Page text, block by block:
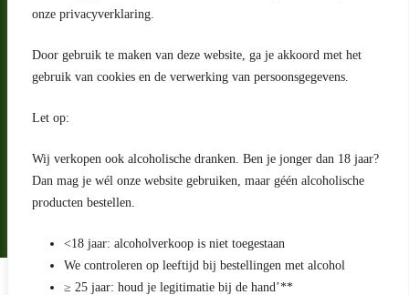
onze privacyverklaring.
Door gebruik te maken van deze website, ga je akkoord met het
gebruik van cookies en de verwerking van persoonsgegevens.
Let op:
Wij verkopen ook alcoholische dranken. Ben je jonger dan 18 jaar?
Dan mag je wél onze website gebruiken, maar géén alcoholische
producten bestellen.
<18 jaar: alcoholverkoop is niet toegestaan
We controleren op leeftijd bij bestellingen met alcohol
≥ 25 jaar: houd je legitimatie bij de hand’**
Nederland
Contact
klantenservice@portugeseproducten.nl
Facebook
Herroepingsrecht
Bij bezorging van alcoholhoudende dranken voert de bezorger
Algemene voorwaarden